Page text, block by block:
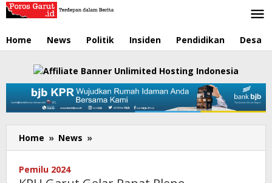
Lewati
ke
Home News Politik Insiden Pendidikan Desa
Home » News »
Garut
Rapat
Pemilu 2024